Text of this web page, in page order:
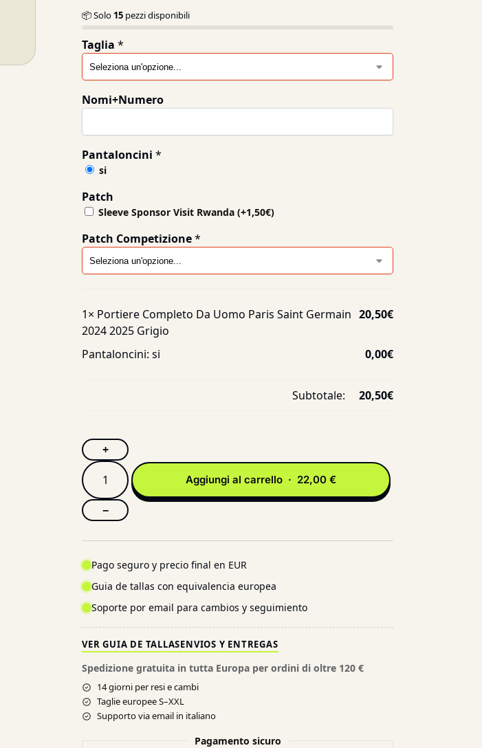
📦 Solo 15 pezzi disponibili
Taglia *
Nomi+Numero
Pantaloncini *
si
Patch
Sleeve Sponsor Visit Rwanda(+1,50€)
Patch Competizione*
1× Portiere Completo Da Uomo Paris Saint Germain
2024 2025 Grigio
20,50€
Pantaloncini: si 0,00€
Subtotale: 20,50€
+
−
Aggiungi al carrello · 22,00 €
Pago seguro y precio final en EUR
Guia de tallas con equivalencia europea
Soporte por email para cambios y seguimiento
VER GUIA DE TALLASENVIOS Y ENTREGAS
Spedizione gratuita in tutta Europa per ordini di oltre 120 €
14 giorni per resi e cambi
Taglie europee S–XXL
Supporto via email in italiano
Pagamento sicuro